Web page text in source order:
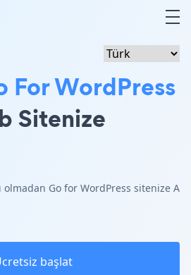
For WordPress
Sitenize
olmadan Go for WordPress sitenize A
başlat